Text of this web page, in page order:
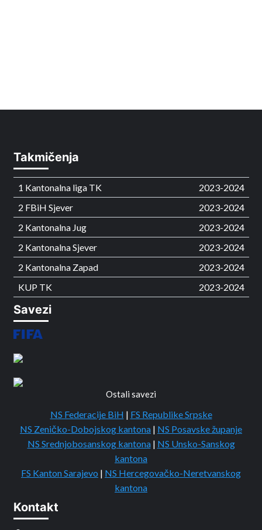
Takmičenja
1 Kantonalna liga TK
2023-2024
2 FBiH Sjever
2023-2024
2 Kantonalna Jug
2023-2024
2 Kantonalna Sjever
2023-2024
2 Kantonalna Zapad
2023-2024
KUP TK
2023-2024
Savezi
Ostali savezi
NS Federacije BiH | FS Republike Srpske
NS Zeničko-Dobojskog kantona | NS Posavske županje
NS Srednjobosanskog kantona | NS Unsko-Sanskog
kantona
FS Kanton Sarajevo | NS Hercegovačko-Neretvanskog
kantona
Kontakt